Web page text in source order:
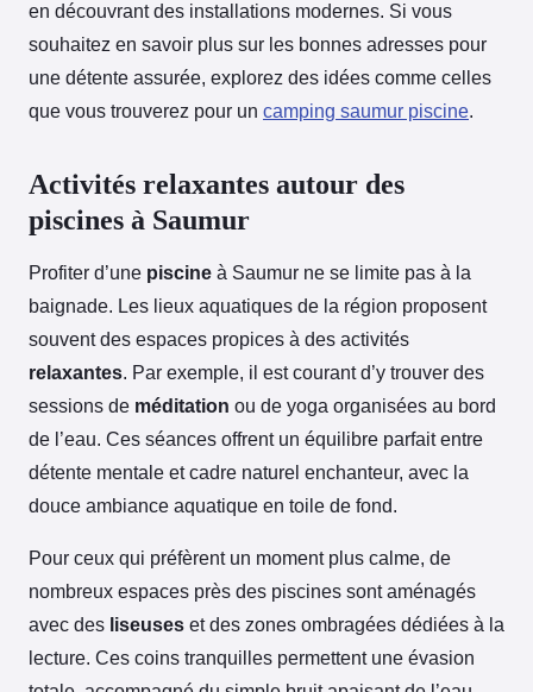
en découvrant des installations modernes. Si vous
souhaitez en savoir plus sur les bonnes adresses pour
une détente assurée, explorez des idées comme celles
que vous trouverez pour un camping saumur piscine.
Activités relaxantes autour des
piscines à Saumur
Profiter d’une piscine à Saumur ne se limite pas à la
baignade. Les lieux aquatiques de la région proposent
souvent des espaces propices à des activités
relaxantes. Par exemple, il est courant d’y trouver des
sessions de méditation ou de yoga organisées au bord
de l’eau. Ces séances offrent un équilibre parfait entre
détente mentale et cadre naturel enchanteur, avec la
douce ambiance aquatique en toile de fond.
Pour ceux qui préfèrent un moment plus calme, de
nombreux espaces près des piscines sont aménagés
avec des liseuses et des zones ombragées dédiées à la
lecture. Ces coins tranquilles permettent une évasion